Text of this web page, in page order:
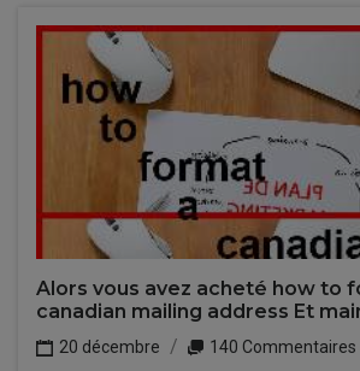
Alors vous avez acheté how to
canadian mailing address Et
20 décembre
140 Commentaires